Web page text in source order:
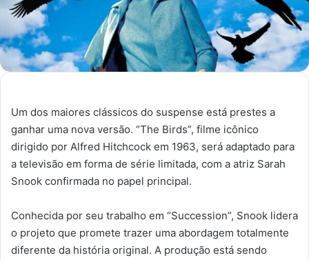
Um dos maiores clássicos do suspense está prestes a
ganhar uma nova versão. “The Birds”, filme icônico
dirigido por Alfred Hitchcock em 1963, será adaptado para
a televisão em forma de série limitada, com a atriz Sarah
Snook confirmada no papel principal.
Conhecida por seu trabalho em “Succession”, Snook lidera
o projeto que promete trazer uma abordagem totalmente
diferente da história original. A produção está sendo